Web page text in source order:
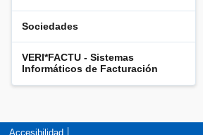
Sociedades
VERI*FACTU - Sistemas
Informáticos de Facturación
Accesibilidad